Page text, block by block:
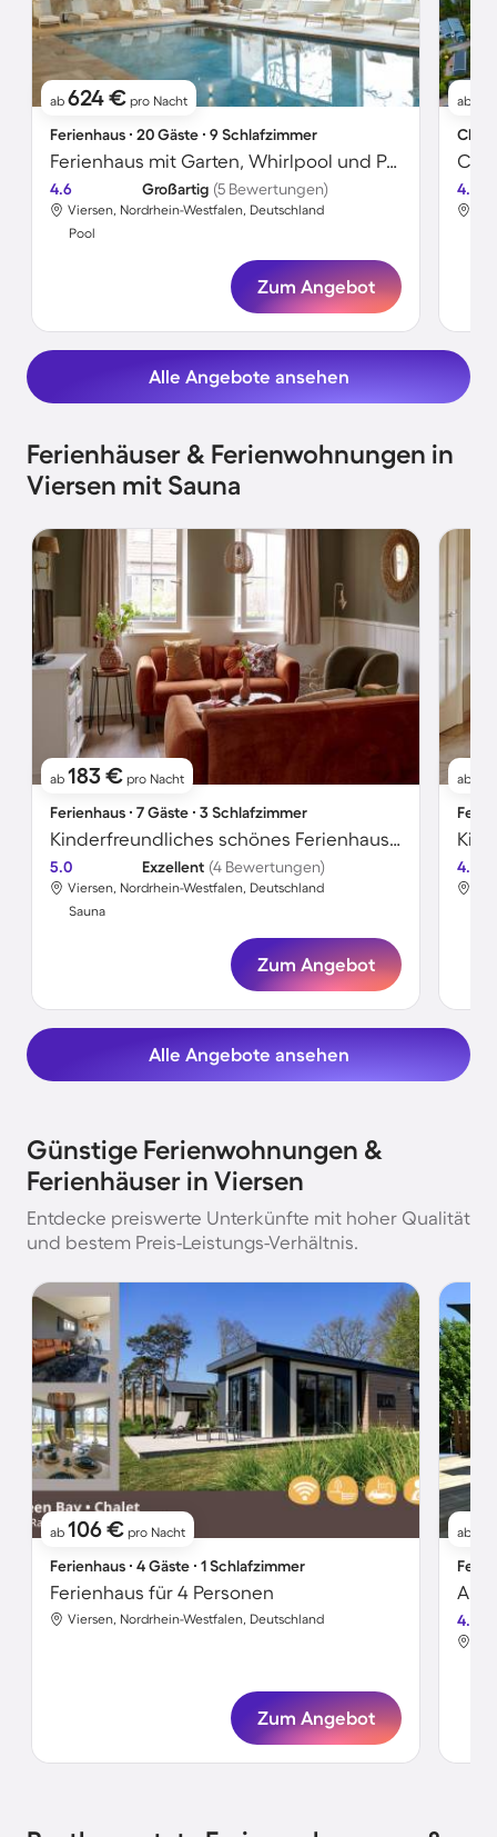
ab 624 € pro Nacht
Ferienhaus ∙ 20 Gäste ∙ 9 Schlafzimmer
Ferienhaus mit Garten, Whirlpool und Pool
4.6 Großartig (5 Bewertungen)
Viersen, Nordrhein-Westfalen, Deutschland
Pool
Zum Angebot
ab
4.0
Alle Angebote ansehen
Ferienhäuser & Ferienwohnungen in
Viersen mit Sauna
ab 183 € pro Nacht
Ferienhaus ∙ 7 Gäste ∙ 3 Schlafzimmer
Kinderfreundliches schönes Ferienhaus mit Pool, Terrasse und Sauna | Haustiere erlaubt
5.0 Exzellent (4 Bewertungen)
Viersen, Nordrhein-Westfalen, Deutschland
Sauna
Zum Angebot
ab
4.5
Alle Angebote ansehen
Günstige Ferienwohnungen &
Ferienhäuser in Viersen
Entdecke preiswerte Unterkünfte mit hoher Qualität
und bestem Preis-Leistungs-Verhältnis.
ab 106 € pro Nacht
Ferienhaus ∙ 4 Gäste ∙ 1 Schlafzimmer
Ferienhaus für 4 Personen
Viersen, Nordrhein-Westfalen, Deutschland
Zum Angebot
ab
4.6